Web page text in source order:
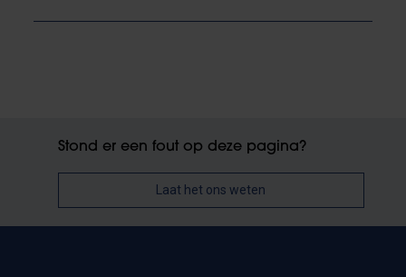
Stond er een fout op deze pagina?
Laat het ons weten